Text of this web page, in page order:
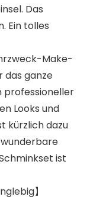
Das
Ein tolles
Make-
das ganze
professioneller
Looks und
kürzlich dazu
ist
】